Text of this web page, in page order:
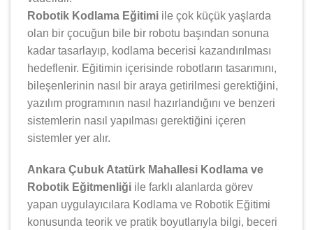
Robotik Kodlama Eğitimi ile çok küçük yaşlarda
olan bir çocuğun bile bir robotu başından sonuna
kadar tasarlayıp, kodlama becerisi kazandırılması
hedeflenir. Eğitimin içerisinde robotların tasarımını,
bileşenlerinin nasıl bir araya getirilmesi gerektiğini,
yazılım programının nasıl hazırlandığını ve benzeri
sistemlerin nasıl yapılması gerektiğini içeren
sistemler yer alır.
Ankara Çubuk Atatürk Mahallesi Kodlama ve
Robotik Eğitmenliği ile farklı alanlarda görev
yapan uygulayıcılara Kodlama ve Robotik Eğitimi
konusunda teorik ve pratik boyutlarıyla bilgi, beceri